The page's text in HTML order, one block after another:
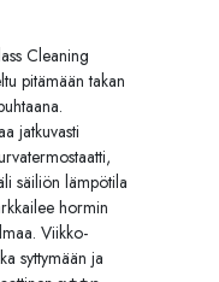
Cleaning
pitämään takan
jatkuvasti
säiliön lämpötila
hormin
Viikko-
syttymään ja